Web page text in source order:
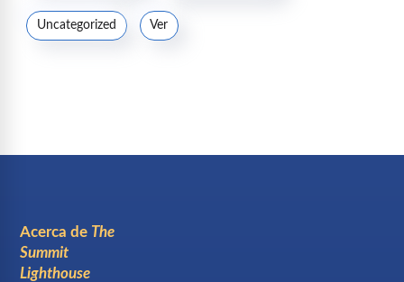
Uncategorized Ver
Acerca de The
Summit
Lighthouse